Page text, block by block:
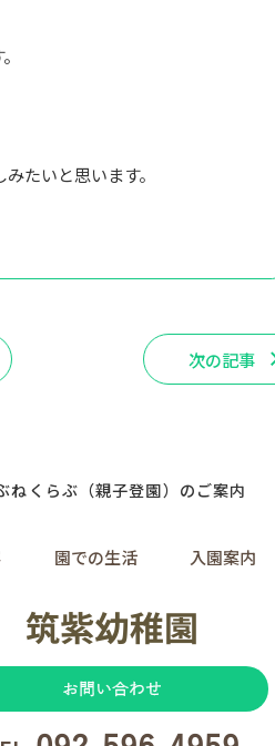
たいと思います。
次の記事
ねくらぶ（親子登園）のご案内
園での生活 入園案内
お問い合わせ